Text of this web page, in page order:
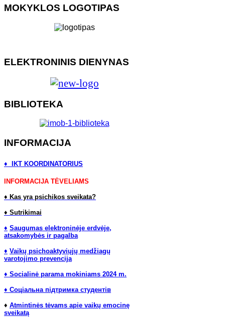
MOKYKLOS LOGOTIPAS
ELEKTRONINIS DIENYNAS
BIBLIOTEKA
INFORMACIJA
♦ IKT KOORDINATORIUS
INFORMACIJA TĖVELIAMS
♦ Kas yra psichikos sveikata?
♦ Sutrikimai
♦ Saugumas elektroninėje erdvėje,
atsakomybės ir pagalba
♦ Vaikų psichoaktyviųjų medžiagų
varotojimo prevencija
♦ Socialinė parama mokiniams 2024 m.
♦ Соціальна підтримка студентів
♦ Atmintinės tėvams apie vaikų emocinę
sveikatą